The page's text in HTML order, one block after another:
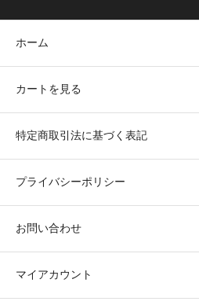
ホーム
カートを見る
特定商取引法に基づく表記
プライバシーポリシー
お問い合わせ
マイアカウント